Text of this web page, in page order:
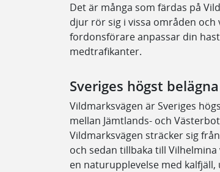
Det är många som färdas på
djur rör sig i vissa områden
fordonsförare anpassar din
medtrafikanter.
Sveriges högst
Vildmarksvägen är Sveriges
mellan Jämtlands- och
Vildmarksvägen sträcker sig
och sedan tillbaka till
en naturupplevelse med